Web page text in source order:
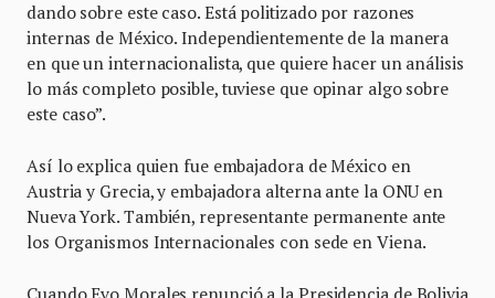
dando sobre este caso. Está politizado por razones
internas de México. Independientemente de la manera
en que un internacionalista, que quiere hacer un análisis
lo más completo posible, tuviese que opinar algo sobre
este caso”.
Así lo explica quien fue embajadora de México en
Austria y Grecia, y embajadora alterna ante la ONU en
Nueva York. También, representante permanente ante
los Organismos Internacionales con sede en Viena.
Cuando Evo Morales renunció a la Presidencia de Bolivia